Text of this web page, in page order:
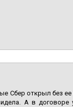
Сбер открыл без
А в